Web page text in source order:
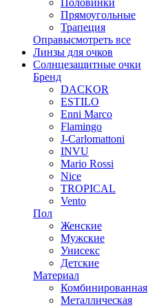
Прямоугольные
Трапеция
Оправысмотреть все
Линзы для очков
Солнцезащитные очки
Бренд
DACKOR
ESTILO
Enni Marco
Flamingo
J-Carlomattoni
INVU
Mario Rossi
Nice
TROPICAL
Vento
Пол
Женские
Мужские
Унисекс
Детские
Материал
Комбинированная
Металлическая